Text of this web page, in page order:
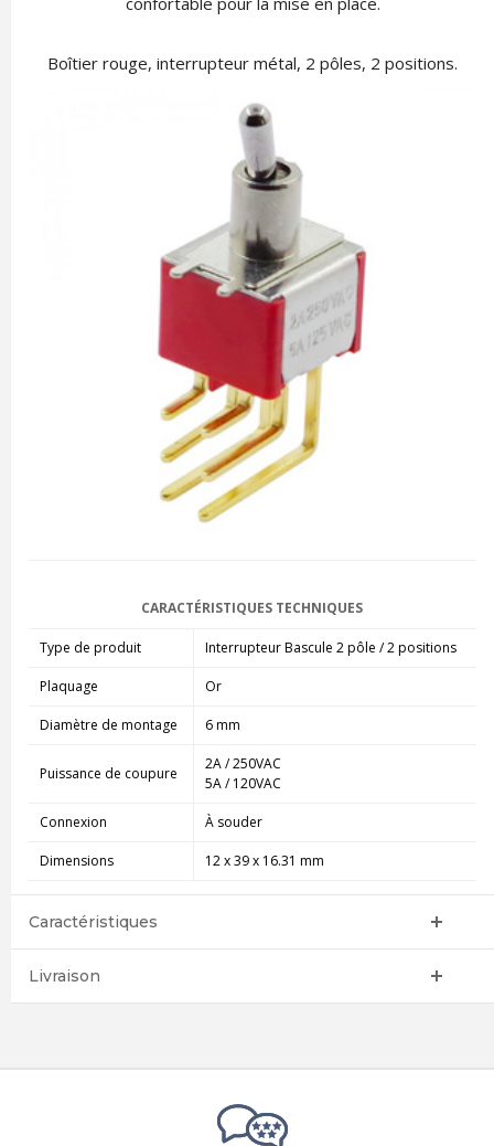
Boîtier rouge, interrupteur métal, 2 pôles, 2 positions.
CARACTÉRISTIQUES TECHNIQUES
Type de produit Interrupteur Bascule 2 pôle / 2 positions
Plaquage Or
Diamètre de montage 6 mm
Puissance de coupure
2A / 250VAC
5A / 120VAC
Connexion À souder
Dimensions 12 x 39 x 16.31 mm
Caractéristiques
Livraison